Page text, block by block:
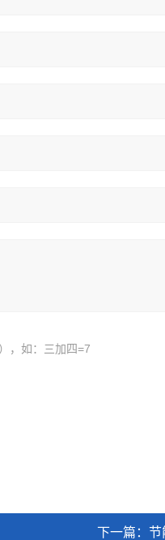
，如：三加四=7
下一篇： 节